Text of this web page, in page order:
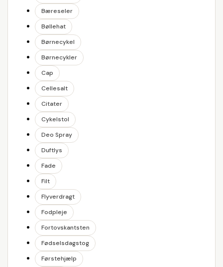
Bæreseler
Bøllehat
Børnecykel
Børnecykler
Cap
Cellesalt
Citater
Cykelstol
Deo Spray
Duftlys
Fade
Filt
Flyverdragt
Fodpleje
Fortovskantsten
Fødselsdagstog
Førstehjælp